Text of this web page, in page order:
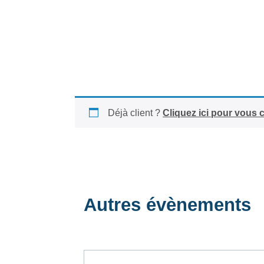
Déjà client ? Cliquez ici pour vous
Autres évènements